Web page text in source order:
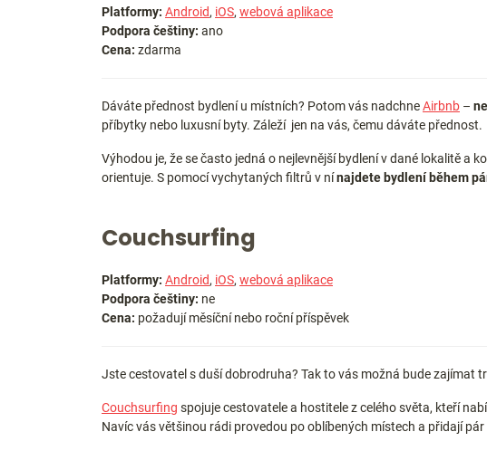
Platformy: Android, iOS, webová aplikace
Podpora češtiny: ano
Cena: zdarma
Dáváte přednost bydlení u místních? Potom vás nadchneAirbnb –
příbytky nebo luxusní byty. Záleží jen na vás, čemu dáváte přednost.
Výhodou je, že se často jedná o nejlevnější bydlení v dané lokalitě a
orientuje. S pomocí vychytaných filtrů v nínajdete bydlení během
Couchsurfing
Platformy: Android, iOS, webová aplikace
Podpora češtiny: ne
Cena: požadují měsíční nebo roční příspěvek
Jste cestovatel s duší dobrodruha? Tak to vás možná bude zajímat
Couchsurfing spojuje cestovatele a hostitele z celého světa, kteří
Navíc vás většinou rádi provedou po oblíbených místech a přidají